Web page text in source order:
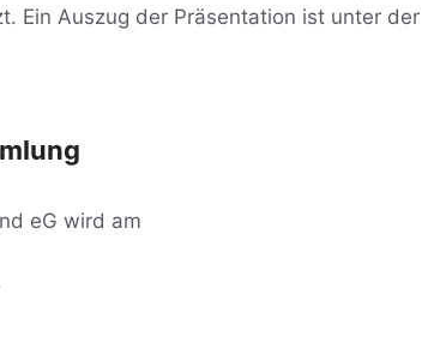
Ein Auszug der Präsentation ist unter der
eG wird am